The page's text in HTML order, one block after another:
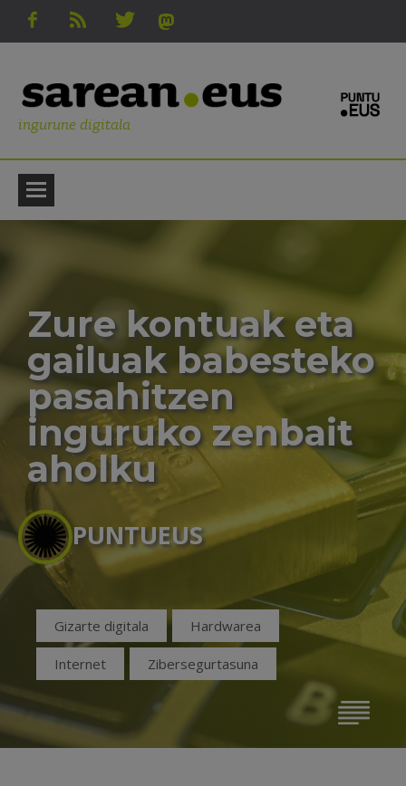
ingurune digitala
Zure kontuak eta
gailuak babesteko
pasahitzen
inguruko zenbait
aholku
PUNTUEUS
Gizarte digitala Hardwarea
Internet Zibersegurtasuna